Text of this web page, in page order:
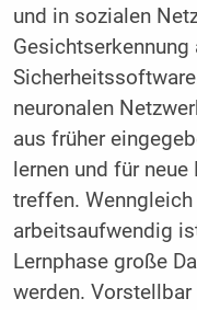
und in sozialen
neuronalen
aus früher
lernen und für
treffen.
arbeitsaufwendig
Lernphase große
werden.